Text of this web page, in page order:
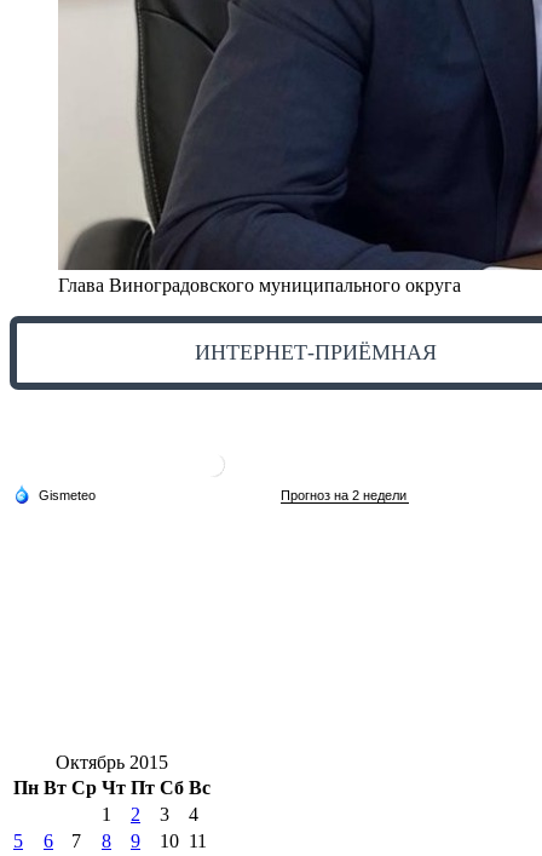
Глава Виноградовского муниципального округа
ИНТЕРНЕТ-ПРИЁМНАЯ
Октябрь 2015
Пн Вт Ср Чт Пт Сб Вс
1
2 3
4
5
6 7 8 9 10 11